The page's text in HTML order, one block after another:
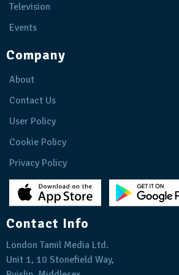
Television
Events
Company
About
Contact Us
User Policy
Cookie Policy
Privacy Policy
Contact Info
London Tamil Media Ltd.
Unit 1, 10 Stonefield Way,